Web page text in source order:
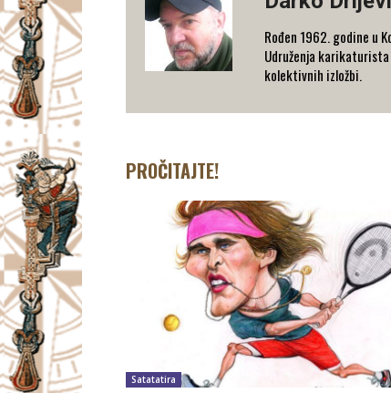
Rođen 1962. godine u
Udruženja karikaturista
kolektivnih izložbi.
PROČITAJTE!
Satatatira